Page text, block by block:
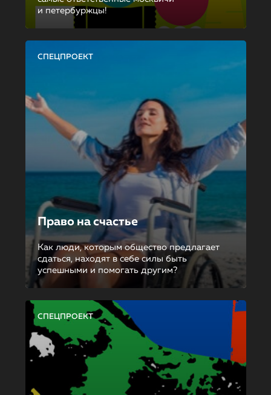
и петербуржцы!
СПЕЦПРОЕКТ
Право на счастье
Как люди, которым общество предлагает
сдаться, находят в себе силы быть
успешными и помогать другим?
СПЕЦПРОЕКТ